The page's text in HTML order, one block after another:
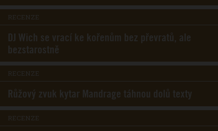
RECENZE
DJ Wich se vrací ke kořenům bez převratů, ale
bezstarostně
RECENZE
Růžový zvuk kytar Mandrage táhnou dolů texty
RECENZE